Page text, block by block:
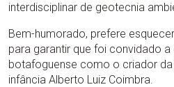
interdisciplinar de geotecnia
Bem-humorado, prefere
para garantir que foi convidado
botafoguense como o criador
infância Alberto Luiz Coimbra.